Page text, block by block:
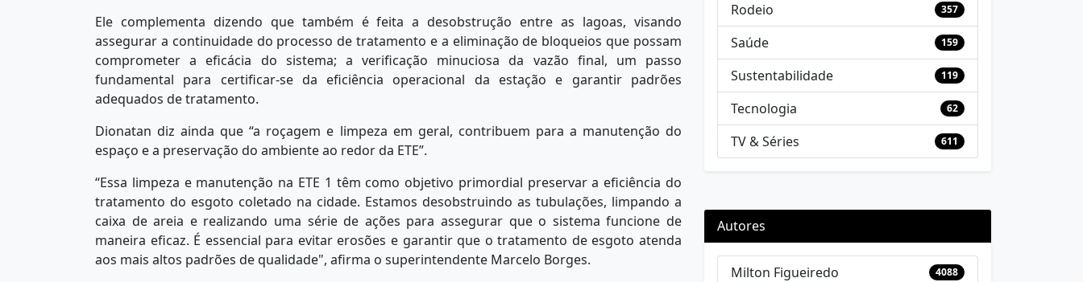
Ele complementa dizendo que também é feita a desobstrução entre as lagoas, visando
assegurar a continuidade do processo de tratamento e a eliminação de bloqueios que possam
comprometer a eficácia do sistema; a verificação minuciosa da vazão final, um passo
fundamental para certificar-se da eficiência operacional da estação e garantir padrões
adequados de tratamento.
Dionatan diz ainda que “a roçagem e limpeza em geral, contribuem para a manutenção do
espaço e a preservação do ambiente ao redor da ETE”.
“Essa limpeza e manutenção na ETE 1 têm como objetivo primordial preservar a eficiência do
tratamento do esgoto coletado na cidade. Estamos desobstruindo as tubulações, limpando a
caixa de areia e realizando uma série de ações para assegurar que o sistema funcione de
maneira eficaz. É essencial para evitar erosões e garantir que o tratamento de esgoto atenda
aos mais altos padrões de qualidade", afirma o superintendente Marcelo Borges.
Rodeio 357
Saúde 159
Sustentabilidade 119
Tecnologia 62
TV & Séries 611
Autores
Milton Figueiredo 4088